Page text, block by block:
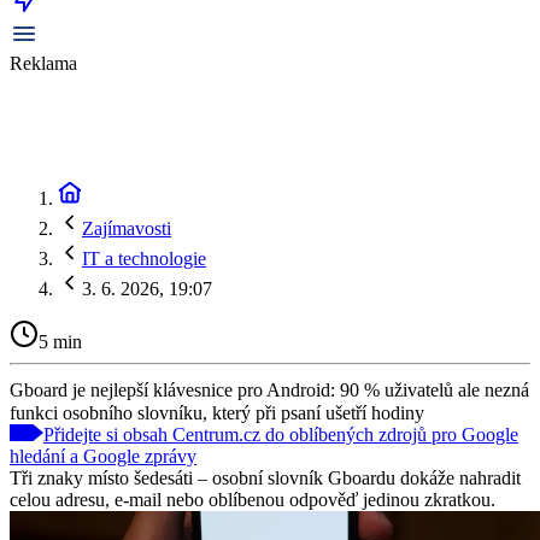
Reklama
Zajímavosti
IT a technologie
3. 6. 2026, 19:07
5 min
Gboard je nejlepší klávesnice pro Android: 90 % uživatelů ale nezná
funkci osobního slovníku, který při psaní ušetří hodiny
Přidejte si obsah Centrum.cz do oblíbených zdrojů pro Google
hledání a Google zprávy
Tři znaky místo šedesáti – osobní slovník Gboardu dokáže nahradit
celou adresu, e-mail nebo oblíbenou odpověď jedinou zkratkou.